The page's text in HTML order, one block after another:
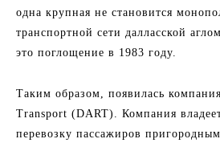
одна крупная не становится
транспортной сети далласской
это поглощение в 1983 году.
Таким образом, появилась
Transport (DART). Компания
перевозку пассажиров